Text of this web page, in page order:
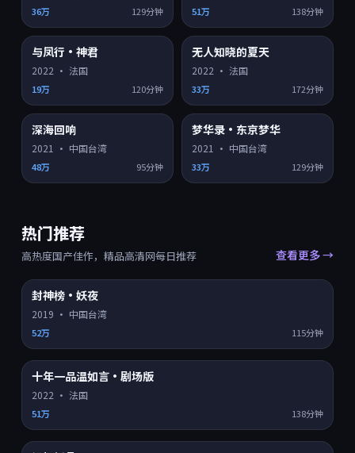
36万 129分钟 51万 138分钟
8.3
与凤行·神君
2022 · 法国
19万 120分钟
8.6
无人知晓的夏天
2022 · 法国
33万 172分钟
8.1
深海回响
2021 · 中国台湾
48万 95分钟
7.3
梦华录·东京梦华
2021 · 中国台湾
33万 129分钟
热门推荐
高热度国产佳作，精品高清网每日推荐 查看更多 →
8.0
封神榜·妖夜
2019 · 中国台湾
52万 115分钟
8.2
十年一品温如言·剧场版
2022 · 法国
51万 138分钟